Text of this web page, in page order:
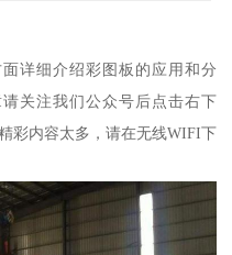
详细介绍彩图板的应用和分
关注我们公众号后点击右下
彩内容太多，请在无线WIFI下